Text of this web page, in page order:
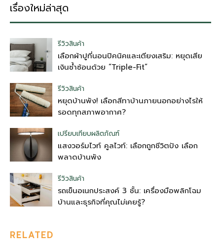
เรื่องใหม่ล่าสุด
รีวิวสินค้า
เลือกผ้าปูที่นอนปิคนิคและเตียงเสริม: หยุดเสีย
เงินซ้ำซ้อนด้วย “Triple-Fit”
รีวิวสินค้า
หยุดบ้านพัง! เลือกสีทาบ้านภายนอกอย่างไรให้
รอดทุกสภาพอากาศ?
เปรียบเทียบผลิตภัณฑ์
แสงวอร์มไวท์ คูลไวท์: เลือกถูกชีวิตปัง เลือก
พลาดบ้านพัง
รีวิวสินค้า
รถเข็นอเนกประสงค์ 3 ชั้น: เครื่องมือพลิกโฉม
บ้านและธุรกิจที่คุณไม่เคยรู้?
RELATED